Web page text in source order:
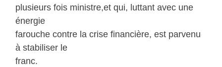
plusieurs fois ministre,et qui, luttant avec une
énergie
farouche contre la crise financière, est parvenu
à stabiliser le
franc.